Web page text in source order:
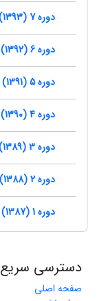
دوره 7 (1393)
دوره 6 (1392)
دوره 5 (1391)
دوره 4 (1390)
دوره 3 (1389)
دوره 2 (1388)
دوره 1 (1387)
دسترسی سریع
صفحه اصلی